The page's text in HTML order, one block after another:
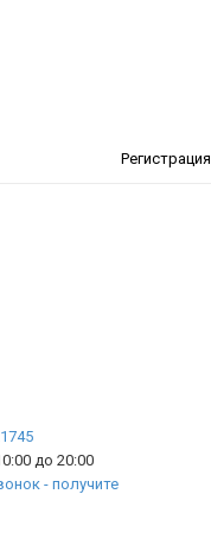
Регистрация
до 20:00
- получите